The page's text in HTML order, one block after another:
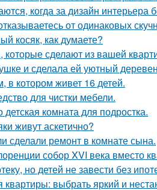
когда за дизайн интерьера
от одинаковых
косяк, как думаете?
сделают из вашей
и сделала ей уютный
в котором живет 16 детей.
для чистки мебели.
комната для подростка.
живут аскетично?
сделали ремонт в комнате сына.
собор XVI века вместо
но детей не завести без
выбрать яркий и